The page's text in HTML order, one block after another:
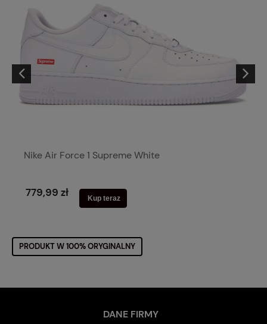
Nike Air Force 1 Supreme White
779,99 zł Kup teraz
PRODUKT W 100% ORYGINALNY
DANE FIRMY